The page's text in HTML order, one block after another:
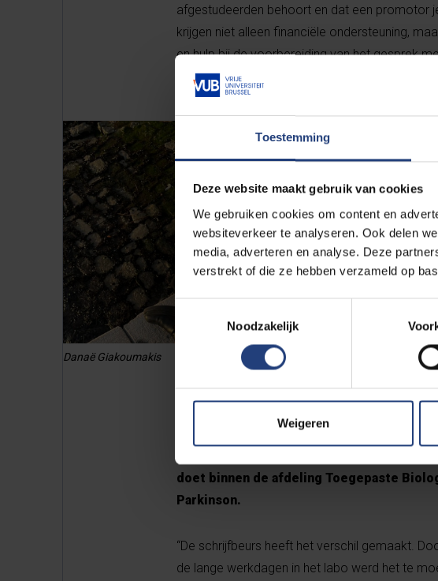
Toestemming
Deze website maakt gebruik van cookies
We gebruiken cookies om content en
websiteverkeer te analyseren. Ook delen
media, adverteren en analyse. Deze
verstrekt of die ze hebben verzameld op
Toestemmingsselectie
Noodzakelijk
Weigeren
afgestudeerden behoort en dat een promotor
krijgen niet alleen financiële ondersteuning,
en hulp bij de voorbereiding van het gesprek
Danaë Giakoumakis
doet binnen de afdeling Toegepaste
Parkinson.
“De schrijfbeurs heeft het verschil gemaakt.
de lange werkdagen in het labo werd het te